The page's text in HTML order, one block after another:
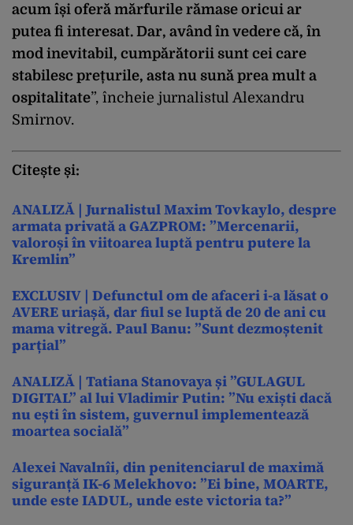
acum își oferă mărfurile rămase oricui ar
putea fi interesat. Dar, având în vedere că, în
mod inevitabil, cumpărătorii sunt cei care
stabilesc prețurile, asta nu sună prea mult a
ospitalitate”, încheie jurnalistul Alexandru
Smirnov.
Citește și:
ANALIZĂ | Jurnalistul Maxim Tovkaylo, despre
armata privată a GAZPROM: ”Mercenarii,
valoroși în viitoarea luptă pentru putere la
Kremlin”
EXCLUSIV | Defunctul om de afaceri i-a lăsat o
AVERE uriașă, dar fiul se luptă de 20 de ani cu
mama vitregă. Paul Banu: ”Sunt dezmoștenit
parțial”
ANALIZĂ | Tatiana Stanovaya și ”GULAGUL
DIGITAL” al lui Vladimir Putin: ”Nu exiști dacă
nu ești în sistem, guvernul implementează
moartea socială”
Alexei Navalnîi, din penitenciarul de maximă
siguranță IK-6 Melekhovo: ”Ei bine, MOARTE,
unde este IADUL, unde este victoria ta?”